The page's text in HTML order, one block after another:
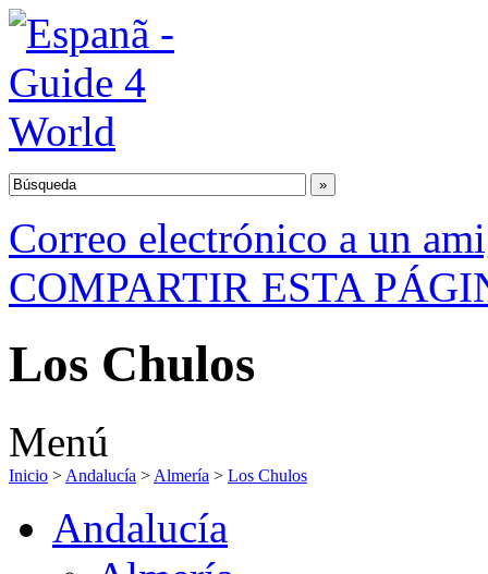
Correo electrónico a un
COMPARTIR ESTA
Los Chulos
Menú
Inicio > Andalucía > Almería > Los Chulos
Andalucía